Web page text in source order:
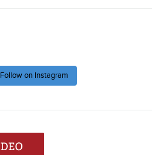
Follow on Instagram